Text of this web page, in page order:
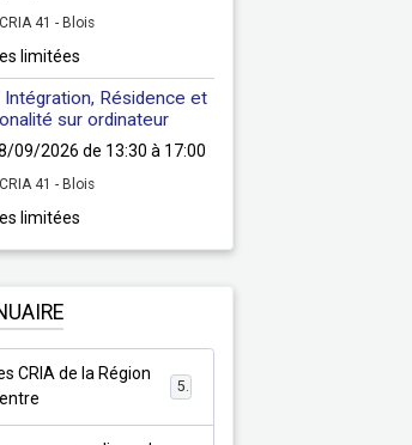
CRIA 41 - Blois
limitées
Intégration, Résidence et
sur ordinateur
09/2026 de 13:30 à 17:00
CRIA 41 - Blois
limitées
CRIA de la Région
5